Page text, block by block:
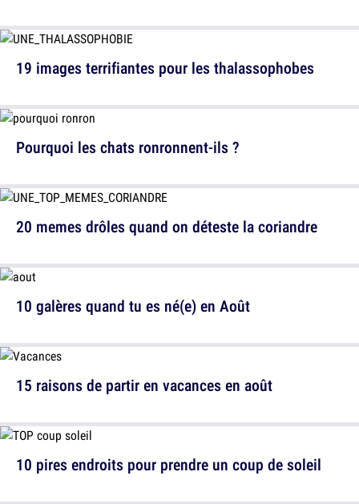
Pourquoi les chats ronronnent-ils ?
10 galères quand tu es né(e) en Août
10 pires endroits pour prendre un coup de soleil
19 images terrifiantes pour les thalassophobes
20 memes drôles quand on déteste la coriandre
15 raisons de partir en vacances en août